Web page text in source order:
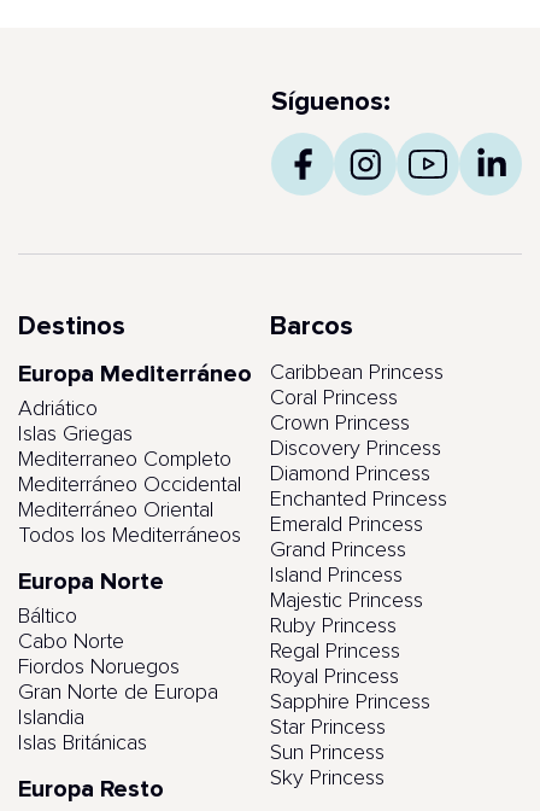
Síguenos:
Destinos
Europa Mediterráneo
Adriático
Islas Griegas
Mediterraneo Completo
Mediterráneo Occidental
Mediterráneo Oriental
Todos los Mediterráneos
Europa Norte
Báltico
Cabo Norte
Fiordos Noruegos
Gran Norte de Europa
Islandia
Islas Británicas
Europa Resto
Barcos
Caribbean Princess
Coral Princess
Crown Princess
Discovery Princess
Diamond Princess
Enchanted Princess
Emerald Princess
Grand Princess
Island Princess
Majestic Princess
Ruby Princess
Regal Princess
Royal Princess
Sapphire Princess
Star Princess
Sun Princess
Sky Princess